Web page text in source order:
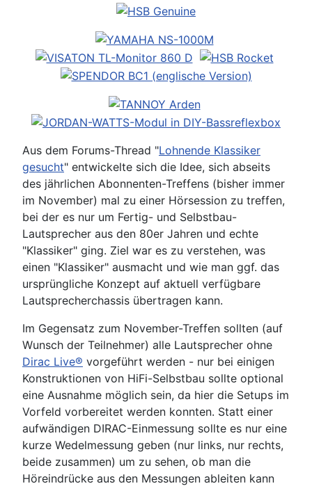
Aus dem Forums-Thread "Lohnende Klassiker
gesucht" entwickelte sich die Idee, sich abseits
des jährlichen Abonnenten-Treffens (bisher immer
im November) mal zu einer Hörsession zu treffen,
bei der es nur um Fertig- und Selbstbau-
Lautsprecher aus den 80er Jahren und echte
"Klassiker" ging. Ziel war es zu verstehen, was
einen "Klassiker" ausmacht und wie man ggf. das
ursprüngliche Konzept auf aktuell verfügbare
Lautsprecherchassis übertragen kann.
Im Gegensatz zum November-Treffen sollten (auf
Wunsch der Teilnehmer) alle Lautsprecher ohne
Dirac Live® vorgeführt werden - nur bei einigen
Konstruktionen von HiFi-Selbstbau sollte optional
eine Ausnahme möglich sein, da hier die Setups im
Vorfeld vorbereitet werden konnten. Statt einer
aufwändigen DIRAC-Einmessung sollte es nur eine
kurze Wedelmessung geben (nur links, nur rechts,
beide zusammen) um zu sehen, ob man die
Höreindrücke aus den Messungen ableiten kann